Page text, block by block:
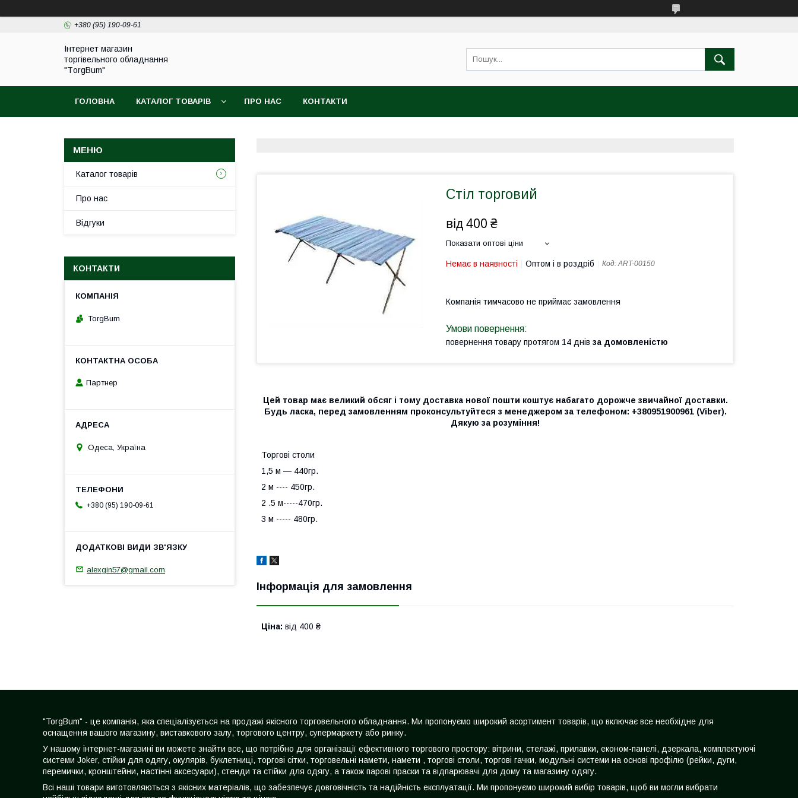
+380 (95) 190-09-61
Інтернет магазин
торгівельного обладнання
"ТorgBum"
ГОЛОВНА КАТАЛОГ ТОВАРІВ ПРО НАС КОНТАКТИ
Стіл торговий
від400 ₴
Показати оптові ціни
Немає в наявності Оптом і в роздріб Код:ART-00150
Компанія тимчасово не приймає замовлення
повернення товару протягом 14 днів за домовленістю
Цей товар має великий обсяг і тому доставка нової пошти коштує набагато дорожче звичайної доставки.
Будь ласка, перед замовленням проконсультуйтеся з менеджером за телефоном: +380951900961 (Viber).
Дякую за розуміння!
Торгові столи
1,5 м ― 440гр.
2 м ---- 450гр.
2 .5 м-----470гр.
3 м ----- 480гр.
Інформація для замовлення
Ціна: від 400 ₴
Каталог товарів
Про нас
Відгуки
КОНТАКТИ
TorgBum
Партнер
Одеса, Україна
+380 (95) 190-09-61
alexgin57@gmail.com
"TorgBum" - це компанія, яка спеціалізується на продажі якісного торговельного обладнання. Ми пропонуємо широкий асортимент товарів, що включає все необхідне для
оснащення вашого магазину, виставкового залу, торгового центру, супермаркету або ринку.
У нашому інтернет-магазині ви можете знайти все, що потрібно для організації ефективного торгового простору: вітрини, стелажі, прилавки, економ-панелі, дзеркала, комплектуючі
системи Joker, стійки для одягу, окулярів, буклетниці, торгові сітки, торговельні намети, намети , торгові столи, торгові гачки, модульні системи на основі профілю (рейки, дуги,
перемички, кронштейни, настінні аксесуари), стенди та стійки для одягу, а також парові праски та відпарювачі для дому та магазину одягу.
Всі наші товари виготовляються з якісних матеріалів, що забезпечує довговічність та надійність експлуатації. Ми пропонуємо широкий вибір товарів, щоб ви могли вибрати